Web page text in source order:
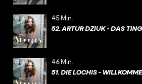
45 Min.
52. ARTUR DZIUK - DAS TING
46 Min.
51. DIE LOCHIS -